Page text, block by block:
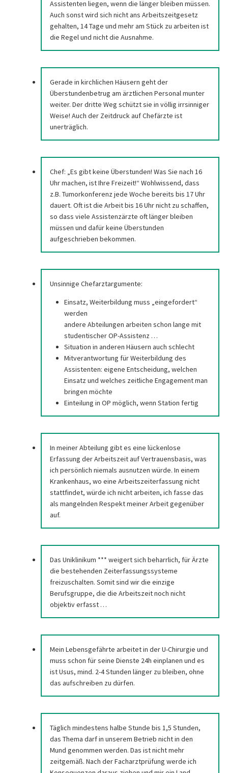
Assistenten liegen, wenn die länger bleiben müssen.
Auch sonst wird sich nicht ans Arbeitszeitgesetz
gehalten, 14 Tage und mehr am Stück zu arbeiten ist
die Regel und nicht die Ausnahme.
Gerade in kirchlichen Häusern geht der
Überstundenbetrug am ärztlichen Personal munter
weiter. Der dritte Weg schützt sie in völlig irrsinniger
Weise! Auch der Zeitdruck auf Chefärzte ist
unerträglich.
Chef: „Es gibt keine Überstunden! Was Sie nach 16
Uhr machen, ist Ihre Freizeit!“ Wohlwissend, dass
z.B. Tumorkonferenz jede Woche bereits bis 17 Uhr
dauert. Oft ist die Arbeit bis 16 Uhr nicht zu schaffen,
so dass viele Assistenzärzte oft länger bleiben
müssen und dafür keine Überstunden
aufgeschrieben bekommen.
Unsinnige Chefarztargumente:
Einsatz, Weiterbildung muss „eingefordert“
werden
andere Abteilungen arbeiten schon lange mit
studentischer OP-Assistenz …
Situation in anderen Häusern auch schlecht
Mitverantwortung für Weiterbildung des
Assistenten: eigene Entscheidung, welchen
Einsatz und welches zeitliche Engagement man
bringen möchte
Einteilung in OP möglich, wenn Station fertig
In meiner Abteilung gibt es eine lückenlose
Erfassung der Arbeitszeit auf Vertrauensbasis, was
ich persönlich niemals ausnutzen würde. In einem
Krankenhaus, wo eine Arbeitszeiterfassung nicht
stattfindet, würde ich nicht arbeiten, ich fasse das
als mangelnden Respekt meiner Arbeit gegenüber
auf.
Das Uniklinikum *** weigert sich beharrlich, für Ärzte
die bestehenden Zeiterfassungssysteme
freizuschalten. Somit sind wir die einzige
Berufsgruppe, die die Arbeitszeit noch nicht
objektiv erfasst …
Mein Lebensgefährte arbeitet in der U-Chirurgie und
muss schon für seine Dienste 24h einplanen und es
ist Usus, mind. 2-4 Stunden länger zu bleiben, ohne
das aufschreiben zu dürfen.
Täglich mindestens halbe Stunde bis 1,5 Stunden,
das Thema darf in unserem Betrieb nicht in den
Mund genommen werden. Das ist nicht mehr
zeitgemäß. Nach der Facharztprüfung werde ich